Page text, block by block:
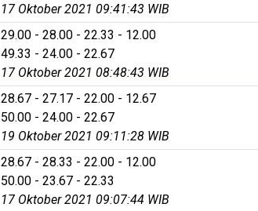
17 Oktober 2021 09:41:43 WIB
29.00 - 28.00 - 22.33 - 12.00
49.33 - 24.00 - 22.67
17 Oktober 2021 08:48:43 WIB
28.67 - 27.17 - 22.00 - 12.67
50.00 - 24.00 - 22.67
19 Oktober 2021 09:11:28 WIB
28.67 - 28.33 - 22.00 - 12.00
50.00 - 23.67 - 22.33
17 Oktober 2021 09:07:44 WIB